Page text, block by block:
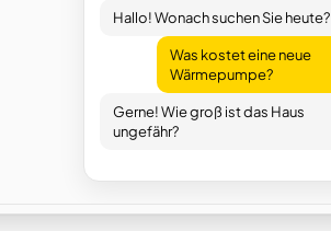
Hallo! Wonach suchen Sie heute?
Was kostet eine neue
Wärmepumpe?
Gerne! Wie groß ist das Haus
ungefähr?